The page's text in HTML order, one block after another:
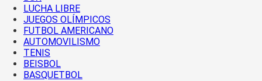
LUCHA LIBRE
JUEGOS OLÍMPICOS
FUTBOL AMERICANO
AUTOMOVILISMO
TENIS
BEISBOL
BASQUETBOL